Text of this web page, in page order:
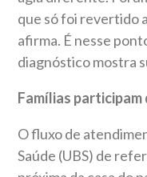
que só foi revertido
afirma. É nesse
diagnóstico mostra
Famílias
O fluxo de
Saúde (UBS) de